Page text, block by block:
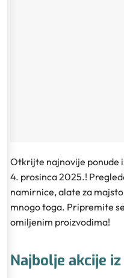
Otkrijte najnovije ponude
4. prosinca 2025.!
namirnice, alate za
mnogo toga. Pripremite
omiljenim proizvodima!
Najbolje akcije